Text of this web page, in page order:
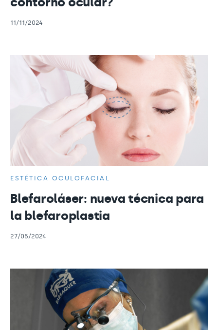
11/11/2024
ESTÉTICA OCULOFACIAL
Blefaroláser: nueva técnica para
la blefaroplastia
27/05/2024